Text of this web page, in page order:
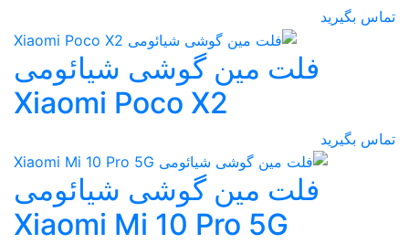
تماس بگیرید
فلت مین گوشی شیائومی
Xiaomi Poco X2
تماس بگیرید
فلت مین گوشی شیائومی
Xiaomi Mi 10 Pro 5G